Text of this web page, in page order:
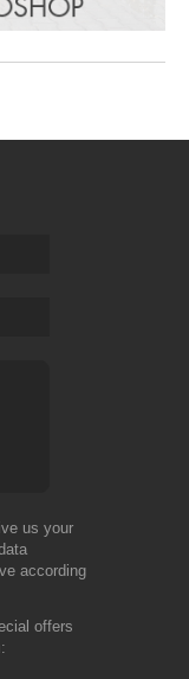
us your
according
offers